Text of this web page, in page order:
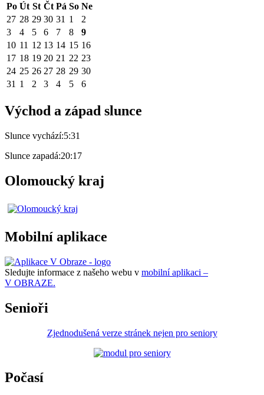
Po Út St Čt Pá So Ne
27 28 29 30 31 1
2
3
4 5 6 7 8
9
10 11 12 13 14 15 16
17 18 19 20 21 22 23
24 25 26 27 28 29 30
31 1 2 3 4 5 6
Východ a západ slunce
Slunce vychází:5:31
Slunce zapadá:20:17
Olomoucký kraj
Mobilní aplikace
Sledujte informace z našeho webu v mobilní aplikaci –
V OBRAZE.
Senioři
Zjednodušená verze stránek nejen pro seniory
Počasí